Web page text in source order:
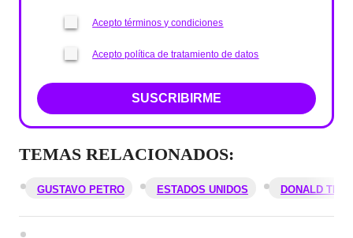
Acepto términos y condiciones
Acepto política de tratamiento de datos
SUSCRIBIRME
TEMAS RELACIONADOS:
GUSTAVO PETRO ESTADOS UNIDOS DONALD